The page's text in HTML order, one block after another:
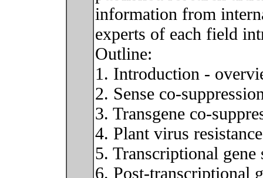
information from
experts of each field
Outline:
1. Introduction -
2. Sense co-
3. Transgene co-
4. Plant virus
5. Transcriptional
6. Post-transcriptional